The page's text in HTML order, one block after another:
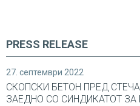
PRESS RELEASE
27. септември 2022
СКОПСКИ БЕТОН ПРЕД
ЗАЕДНО СО СИНДИКАТОТ